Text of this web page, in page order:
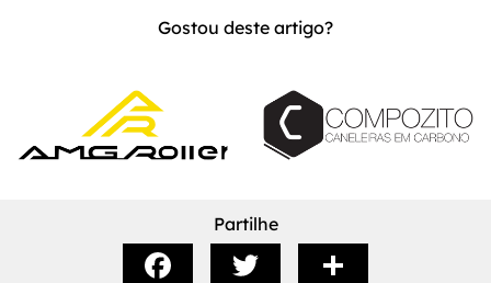
Gostou deste artigo?
Partilhe